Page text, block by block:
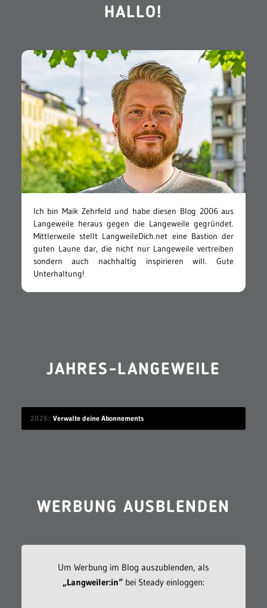
HALLO!
Ich bin Maik Zehrfeld und habe diesen Blog 2006 aus
Langeweile heraus gegen die Langeweile gegründet.
Mittlerweile stellt LangweileDich.net eine Bastion der
guten Laune dar, die nicht nur Langeweile vertreiben
sondern auch nachhaltig inspirieren will. Gute
Unterhaltung!
JAHRES-LANGEWEILE
2026 Verwalte deine Abonnements
WERBUNG AUSBLENDEN
Um Werbung im Blog auszublenden, als
„Langweiler:in“bei Steady einloggen: